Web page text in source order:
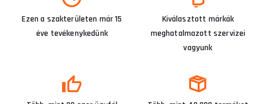
Ezen a szakterületen már 15
éve tevékenykedünk
Kiválasztott márkák
meghatalmazott szervizei
vagyunk